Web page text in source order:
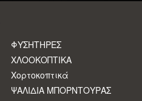
ΦΥΣΗΤΗΡΕΣ
ΧΛΟΟΚΟΠΤΙΚΑ
Χορτοκοπτικά
ΨΑΛΙΔΙΑ ΜΠΟΡΝΤΟΥΡΑΣ